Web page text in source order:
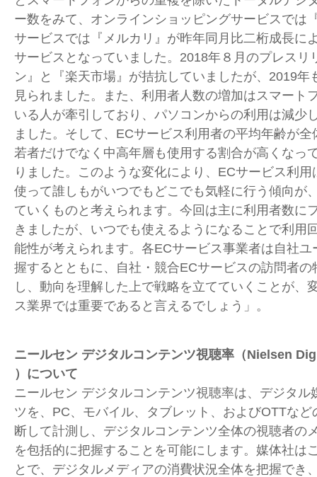
ー数をみて、オンラインショッピングサービスでは
サービスでは『メルカリ』が昨年同月比二桁成長に
サービスとなっていました。2018年８月のプレスリ
ン』と『楽天市場』が拮抗していましたが、2019年
見られました。また、利用者人数の増加はスマート
いる人が牽引しており、パソコンからの利用は減少
ました。そして、ECサービス利用者の平均年齢が
若者だけでなく中高年層も使用する割合が高くなっ
りました。このような変化により、ECサービス利
使って誰しもがいつでもどこでも気軽に行う傾向が
ていくものと考えられます。今回は主に利用者数に
きましたが、いつでも使えるようになることで利用
能性が考えられます。各ECサービス事業者は自社
握するとともに、自社・競合ECサービスの訪問者
し、動向を理解した上で戦略を立てていくことが、
ス業界では重要であると言えるでしょう」。
ニールセン デジタルコンテンツ視聴率（Nielsen
）について
ニールセン デジタルコンテンツ視聴率は、デジタル
ツを、PC、モバイル、タブレット、およびOTTな
断して計測し、デジタルコンテンツ全体の視聴者の
を包括的に把握することを可能にします。媒体社は
とで、デジタルメディアの消費状況全体を把握でき